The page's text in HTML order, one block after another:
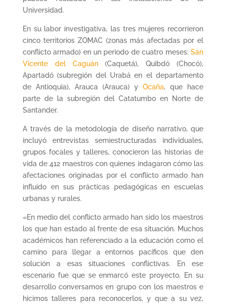
Universidad.
En su labor investigativa, las tres mujeres recorrieron
cinco territorios ZOMAC (zonas más afectadas por el
conflicto armado) en un periodo de cuatro meses: San
Vicente del Caguán(Caquetá), Quibdó (Chocó),
Apartadó (subregión del Urabá en el departamento
de Antioquia), Arauca (Arauca) y Ocaña, que hace
parte de la subregión del Catatumbo en Norte de
Santander.
A través de la metodología de diseño narrativo, que
incluyó entrevistas semiestructuradas individuales,
grupos focales y talleres, conocieron las historias de
vida de 412 maestros con quienes indagaron cómo las
afectaciones originadas por el conflicto armado han
influido en sus prácticas pedagógicas en escuelas
urbanas y rurales.
«En medio del conflicto armado han sido los maestros
los que han estado al frente de esa situación. Muchos
académicos han referenciado a la educación como el
camino para llegar a entornos pacíficos que den
solución a esas situaciones conflictivas. En ese
escenario fue que se enmarcó este proyecto. En su
desarrollo conversamos en grupo con los maestros e
hicimos talleres para reconocerlos, y que a su vez,